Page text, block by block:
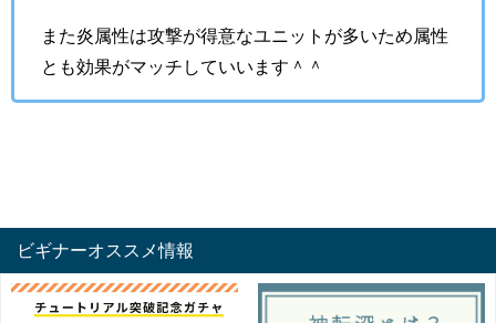
また炎属性は攻撃が得意なユニットが多いため属性
とも効果がマッチしていいます＾＾
ビギナーオススメ情報